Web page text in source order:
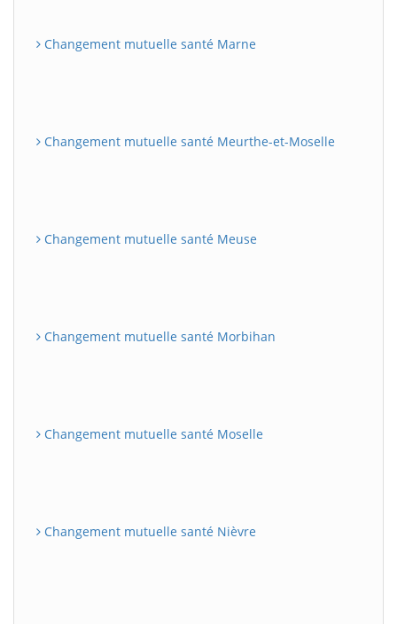
Changement mutuelle santé Marne
Changement mutuelle santé Meurthe-et-Moselle
Changement mutuelle santé Meuse
Changement mutuelle santé Morbihan
Changement mutuelle santé Moselle
Changement mutuelle santé Nièvre